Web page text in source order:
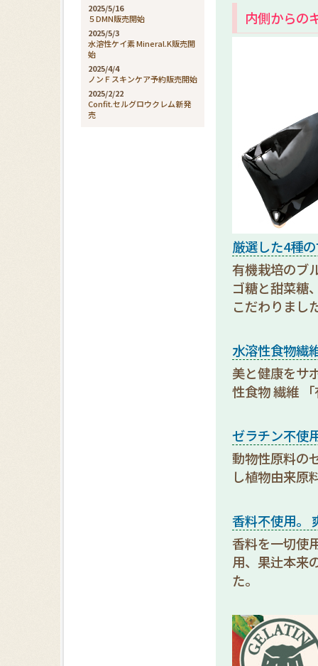
2025/5/16
５DMN販売開始
2025/5/3
水溶性ケイ素 Mineral.K販売開
始
2025/4/4
ノンＦスキンケア予約販売開始
2025/2/22
Confit.セルグロウクレム新発
売
内側からの
厳選した4種
有機栽培のブ
ゴ糖と甜菜糖
こだわりまし
水溶性食物繊
美と健康をサ
性食物 繊維
ゼラチン不使
動物性原料の
し植物由来原
香料不使用。
香料を一切使
用、果辻本来
た。